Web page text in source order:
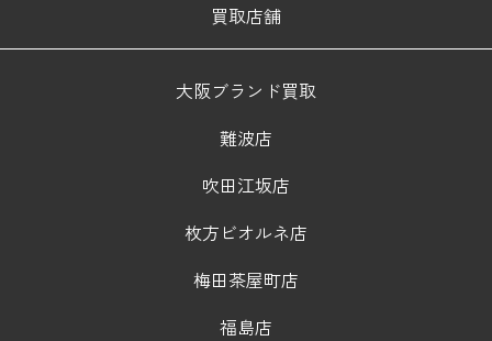
買取店舗
大阪ブランド買取
難波店
吹田江坂店
枚方ビオルネ店
梅田茶屋町店
福島店